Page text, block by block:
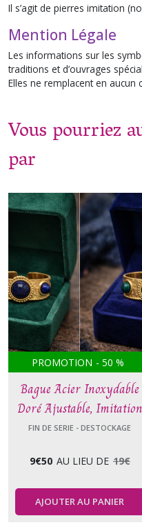
Il s’agit de pierres imitation
Mention Légale
Les informations sur les
traditions et d’ouvrages
Elles ne remplacent en aucun
Vous pourriez
par
PROMOTION - 50 %
Bague Acier Inoxydable
Doré Ajustable, Imitation
Malachite ou Lapis Lazuli
FIN DE SERIE - DESTOCKAGE
9€50 AU LIEU DE 19€
AJOUTER AU PANIER